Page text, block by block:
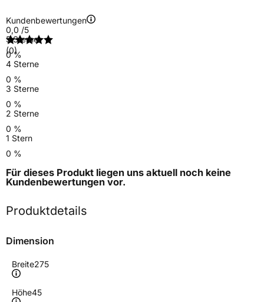
Kundenbewertungen
0,0 /5
(0)
5 Sterne
0 %
4 Sterne
0 %
3 Sterne
0 %
2 Sterne
0 %
1 Stern
0 %
Für dieses Produkt liegen uns aktuell noch keine
Kundenbewertungen vor.
Produktdetails
Dimension
Breite275
Höhe45